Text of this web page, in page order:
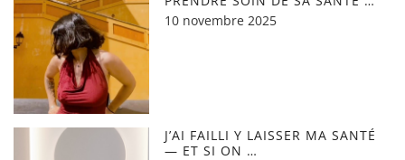
10 novembre 2025
J’AI FAILLI Y LAISSER MA SANTÉ
— ET SI ON …